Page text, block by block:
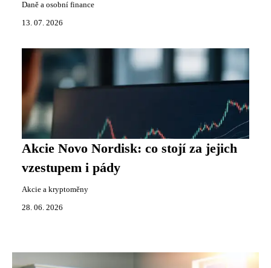
Daně a osobní finance
13. 07. 2026
Akcie Novo Nordisk: co stojí za jejich
vzestupem i pády
Akcie a kryptoměny
28. 06. 2026